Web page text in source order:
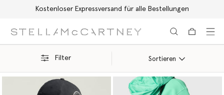
Kostenloser Expressversand für alle Bestellungen
Filter Sortieren